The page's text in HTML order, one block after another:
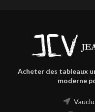
Acheter des tableaux
moderne